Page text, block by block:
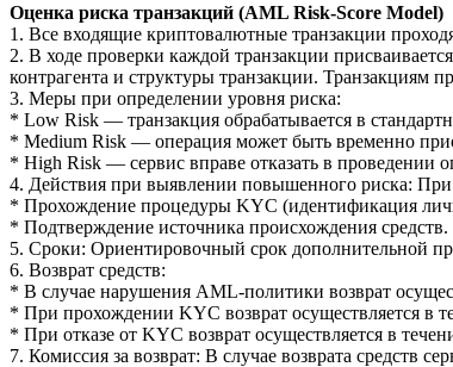
Оценка риска транзакций (AML Risk-Score Model)
1. Все входящие криптовалютные транзакции
2. В ходе проверки каждой транзакции
контрагента и структуры транзакции. Транзакциям
3. Меры при определении уровня риска:
* Low Risk — транзакция обрабатывается в
* Medium Risk — операция может быть временно
* High Risk — сервис вправе отказать в проведении
4. Действия при выявлении повышенного риска: При
* Прохождение процедуры KYC (идентификация
* Подтверждение источника происхождения средств.
5. Сроки: Ориентировочный срок дополнительной
6. Возврат средств:
* В случае нарушения AML-политики возврат
* При прохождении KYC возврат осуществляется в
* При отказе от KYC возврат осуществляется в
7. Комиссия за возврат: В случае возврата средств